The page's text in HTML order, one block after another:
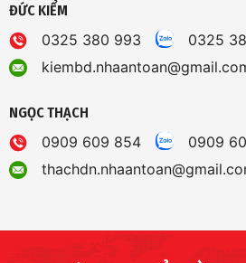
ĐỨC KIỂM
0325 380 993
0325
NGỌC THẠCH
0909 609 854
0909